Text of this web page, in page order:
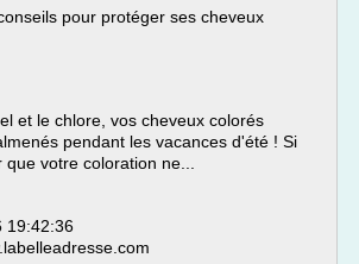
pour protéger ses cheveux
et le chlore, vos cheveux colorés
pendant les vacances d'été ! Si
votre coloration ne...
19:42:36